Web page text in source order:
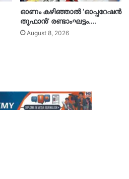
ഓണം കഴിഞ്ഞാൽ ‘ഓപ്പറേഷൻ
തൂഫാൻ’ രണ്ടാംഘട്ടം….
August 8, 2026